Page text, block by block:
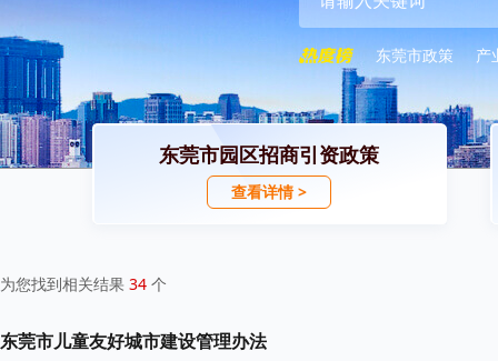
东莞市政策 产
东莞市园区招商引资政策
查看详情 >
为您找到相关结果 34 个
东莞市儿童友好城市建设管理办法